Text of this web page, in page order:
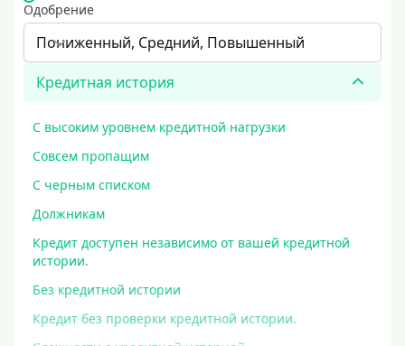
Одобрение
Пониженный, Средний, Повышенный
Кредитная история
С высоким уровнем кредитной нагрузки
Совсем пропащим
С черным списком
Должникам
Кредит доступен независимо от вашей кредитной
истории.
Без кредитной истории
Кредит без проверки кредитной истории.